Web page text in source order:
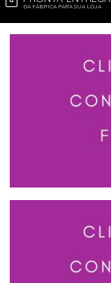
DA FÁBRICA PARA SUA LOJA